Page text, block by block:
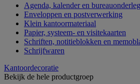
Agenda, kalender en
Enveloppen en postverwerking
Klein kantoormateriaal
Papier, systeem- en visitekaarten
Schriften, notitieblokken en
Schrijfwaren
Kantoordecoratie
Bekijk de hele productgroep